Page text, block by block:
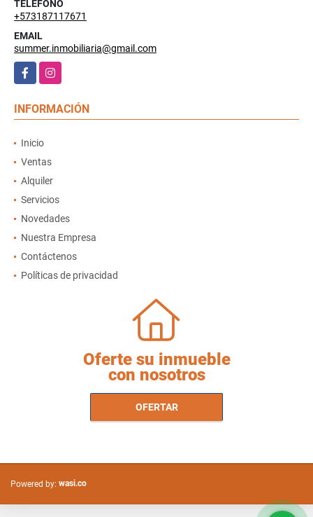
TELÉFONO
+573187117671
EMAIL
summer.inmobiliaria@gmail.com
FacebookInstagram
INFORMACIÓN
Inicio
Ventas
Alquiler
Servicios
Novedades
Nuestra Empresa
Contáctenos
Políticas de privacidad
Oferte su inmueble
con nosotros
OFERTAR
Powered by: wasi.co